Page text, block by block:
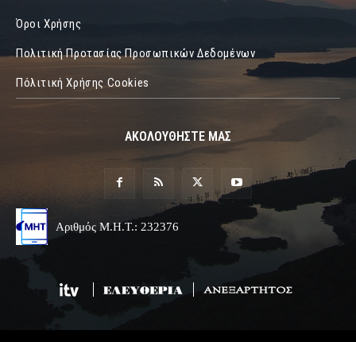
Όροι Χρήσης
Πολιτική Προτασίας Προσωπικών Δεδομένων
Πόλιτική Χρήσης Cookies
ΑΚΟΛΟΥΘΗΣΤΕ ΜΑΣ
Αριθμός Μ.Η.Τ.: 232376